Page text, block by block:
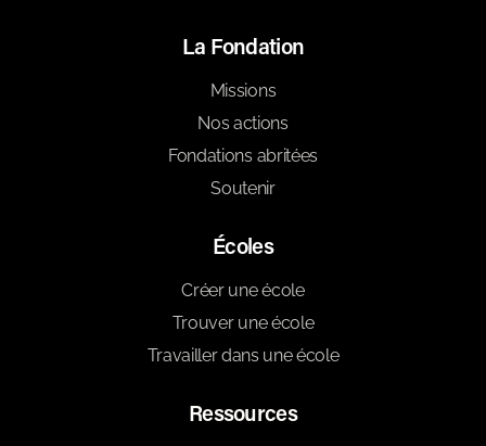
La Fondation
Missions
Nos actions
Fondations abritées
Soutenir
Écoles
Créer une école
Trouver une école
Travailler dans une école
Ressources